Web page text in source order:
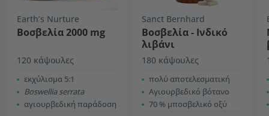
Earth’s Nurture
Βοσβελία 2000 mg
120 κάψουλες
εκχύλισμα 5:1
Boswellia serrata
αγιουρβεδική παράδοση
Sanct Bernhard
Βοσβελία - Ινδικό
λιβάνι
180 κάψουλες
πολύ αποτελεσματική
Αγιουρβεδικό βότανο
70 % μποσβελικό οξύ